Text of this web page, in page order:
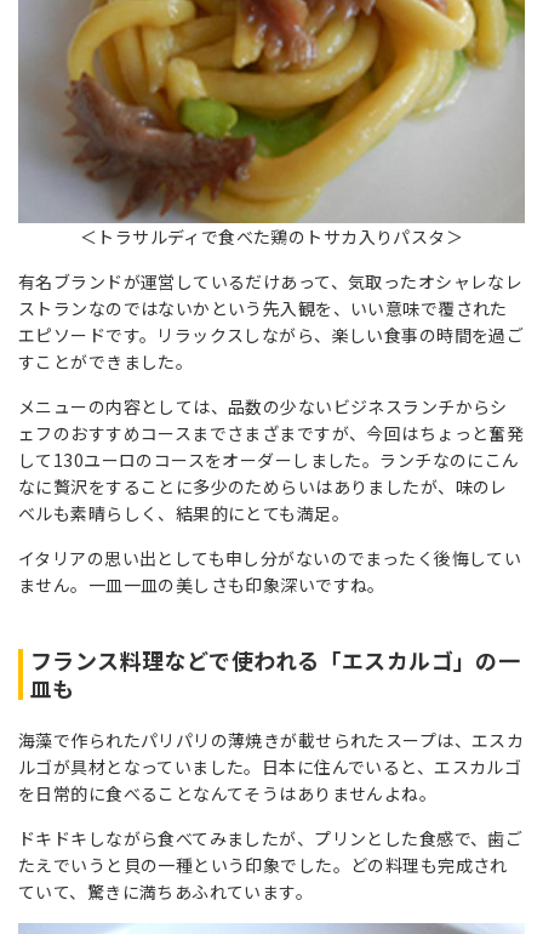
＜トラサルディで食べた鶏のトサカ入りパスタ＞
有名ブランドが運営しているだけあって、気取ったオシャレなレ
ストランなのではないかという先入観を、いい意味で覆された
エピソードです。リラックスしながら、楽しい食事の時間を過ご
すことができました。
メニューの内容としては、品数の少ないビジネスランチからシ
ェフのおすすめコースまでさまざまですが、今回はちょっと奮発
して130ユーロのコースをオーダーしました。ランチなのにこん
なに贅沢をすることに多少のためらいはありましたが、味のレ
ベルも素晴らしく、結果的にとても満足。
イタリアの思い出としても申し分がないのでまったく後悔してい
ません。一皿一皿の美しさも印象深いですね。
フランス料理などで使われる「エスカルゴ」の一
皿も
海藻で作られたパリパリの薄焼きが載せられたスープは、エスカ
ルゴが具材となっていました。日本に住んでいると、エスカルゴ
を日常的に食べることなんてそうはありませんよね。
ドキドキしながら食べてみましたが、プリンとした食感で、歯ご
たえでいうと貝の一種という印象でした。どの料理も完成され
ていて、驚きに満ちあふれています。